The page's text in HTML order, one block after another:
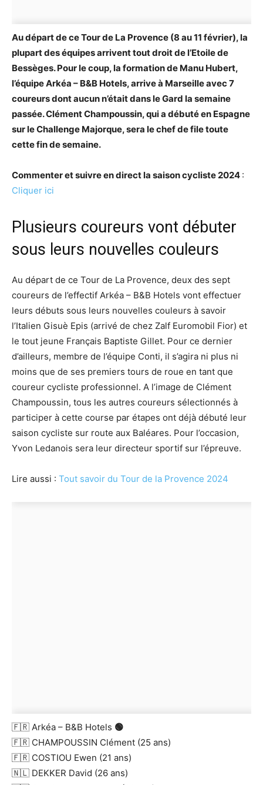
Au départ de ce Tour de La Provence (8 au 11 février), la
plupart des équipes arrivent tout droit de l’Etoile de
Bessèges. Pour le coup, la formation de Manu Hubert,
l’équipe Arkéa – B&B Hotels, arrive à Marseille avec 7
coureurs dont aucun n’était dans le Gard la semaine
passée. Clément Champoussin, qui a débuté en Espagne
sur le Challenge Majorque, sera le chef de file toute
cette fin de semaine.
Commenter et suivre en direct la saison cycliste 2024 :
Cliquer ici
Plusieurs coureurs vont débuter
sous leurs nouvelles couleurs
Au départ de ce Tour de La Provence, deux des sept
coureurs de l’effectif Arkéa – B&B Hotels vont effectuer
leurs débuts sous leurs nouvelles couleurs à savoir
l’Italien Gisuè Epis (arrivé de chez Zalf Euromobil Fior) et
le tout jeune Français Baptiste Gillet. Pour ce dernier
d’ailleurs, membre de l’équipe Conti, il s’agira ni plus ni
moins que de ses premiers tours de roue en tant que
coureur cycliste professionnel. A l’image de Clément
Champoussin, tous les autres coureurs sélectionnés à
participer à cette course par étapes ont déjà débuté leur
saison cycliste sur route aux Baléares. Pour l’occasion,
Yvon Ledanois sera leur directeur sportif sur l’épreuve.
Lire aussi : Tout savoir du Tour de la Provence 2024
🇫🇷 Arkéa – B&B Hotels 🟢
🇫🇷 CHAMPOUSSIN Clément (25 ans)
🇫🇷 COSTIOU Ewen (21 ans)
🇳🇱 DEKKER David (26 ans)